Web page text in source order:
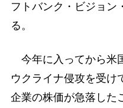
フトバンク・ビジョン
る。
今年に入ってから米
ウクライナ侵攻を受け
企業の株価が急落した